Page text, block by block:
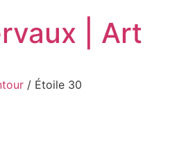
| Art
/ Étoile 30